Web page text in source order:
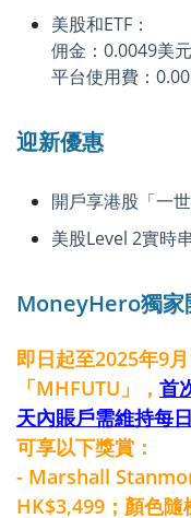
美股和ETF：
佣金：0.0049美
平台使用費：
迎新優惠
開戶享港股「一世
美股Level 2實時
MoneyHero獨家
即日起至2025年9
「MHFUTU」， 首
天內賬戶需維持每
可享以下獎賞：
- Marshall
HK$3,499；顏色隨